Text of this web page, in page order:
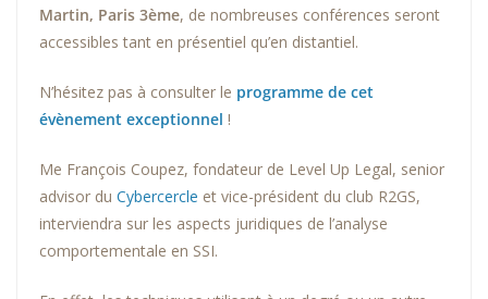
Martin, Paris 3ème, de nombreuses conférences seront
accessibles tant en présentiel qu’en distantiel.
N’hésitez pas à consulter le programme de cet
évènement exceptionnel !
Me François Coupez, fondateur de Level Up Legal, senior
advisor du Cybercercle et vice-président du club R2GS,
interviendra sur les aspects juridiques de l’analyse
comportementale en SSI.